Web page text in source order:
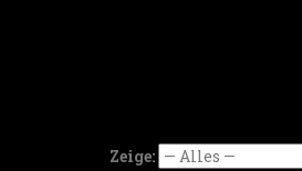
Zeige: